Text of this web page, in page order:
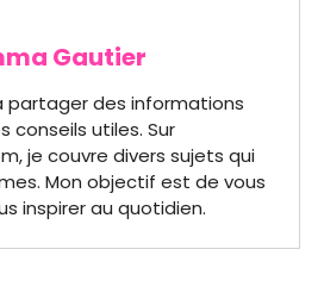
Gautier
partager des informations
utiles. Sur
je couvre divers sujets qui
Mon objectif est de vous
inspirer au quotidien.